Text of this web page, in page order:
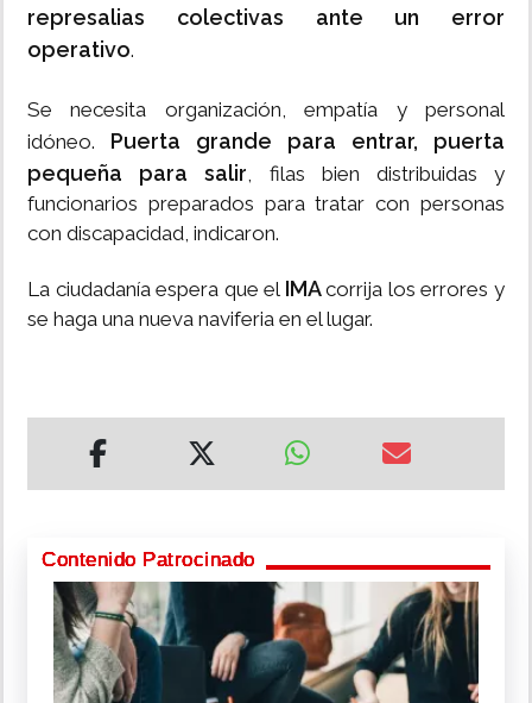
represalias colectivas ante un error
operativo.
Se necesita organización, empatía y personal
idóneo. Puerta grande para entrar, puerta
pequeña para salir, filas bien distribuidas y
funcionarios preparados para tratar con personas
con discapacidad, indicaron.
La ciudadanía espera que el IMAcorrija los errores y
se haga una nueva naviferia en el lugar.
Contenido Patrocinado